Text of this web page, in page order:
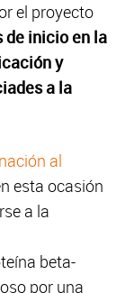
el proyecto
de inicio en la
y
a la
al
esta ocasión
a la
beta-
por una